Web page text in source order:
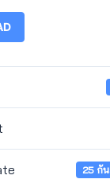
25 กั